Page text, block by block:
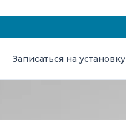
Записаться на установку